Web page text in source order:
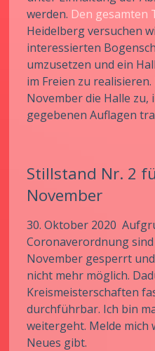
werden. Den gesamten
Heidelberg versuchen
interessierten
umzusetzen und ein
im Freien zu
November die Halle zu,
gegebenen Auflagen
Stillstand Nr. 2
November
30. Oktober 2020
Coronaverordnung
November gesperrt
nicht mehr möglich.
Kreismeisterschaften
durchführbar. Ich bin
weitergeht. Melde mich
Neues gibt.